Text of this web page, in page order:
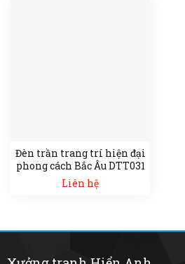
Đèn trần trang trí hiện đại
phong cách Bắc Âu DTT031
Liên hệ